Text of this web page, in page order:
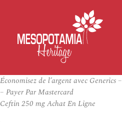
Économisez de l’argent avec
– Payer Par Mastercard
Ceftin 250 mg Achat En Ligne